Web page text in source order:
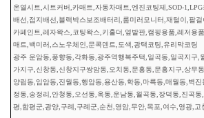
온열시트,시트커버,카매트,자동차매트,엔진코팅제,SOD-
배선,접지배선,블랙박스보조배터리,룸미러모니터,재털이,팔
카페인트,레자왁스,코팅왁스,키홀더,옆발판,캠핑용품,레저용
매트,백미러,스노우체인,문콕덴트,도색,광택코팅,유리막코팅
광주 운암동,풍향동,각화동,광주역행복주택,일곡동,일곡지구
가지구,신창동,신창지구쌍암동,오치동,문흥동,문흥지구,상무
양림동,임암동,진월동,행암동,용산동,학동,마륵동,매월동,벽
정동,송정리,안청동,오선동,옥동,운남동,월곡동,장덕동,진곡
평,함평군,광양,구례,구례군,순천,영암,무안,목포,여수,영광,